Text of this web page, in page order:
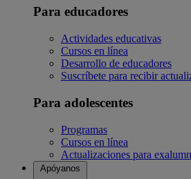
Para educadores
Actividades educativas
Cursos en línea
Desarrollo de educadores
Suscríbete para recibir
Para adolescentes
Programas
Cursos en línea
Actualizaciones para
Apóyanos